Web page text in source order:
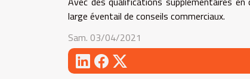
large éventail de conseils commerciaux.
Sam. 03/04/2021